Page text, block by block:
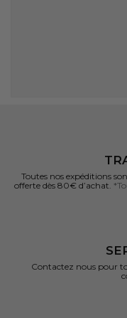
Toutes nos expéditions
offerte dès 80€ d’achat.
Contactez nous pour